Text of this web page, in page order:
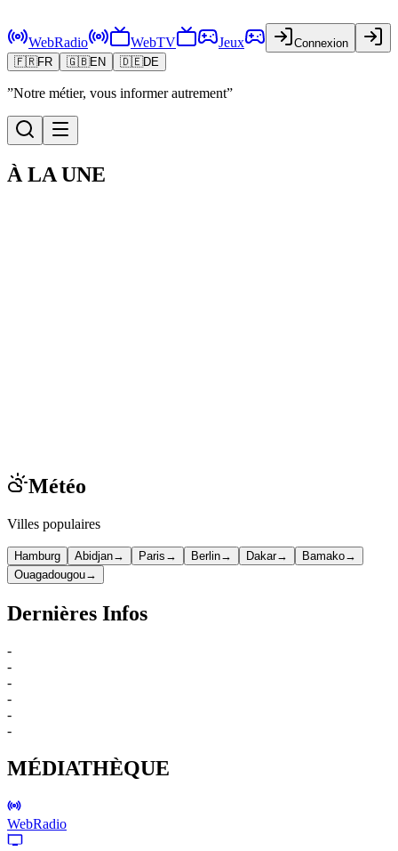
WebRadio WebTV Jeux
Connexion
🇫🇷FR 🇬🇧EN 🇩🇪DE
”Notre métier, vous informer autrement”
À LA UNE
Météo
Villes populaires
Hamburg Abidjan→ Paris → Berlin→ Dakar→ Bamako→
Ouagadougou→
Dernières Infos
-
-
-
-
-
-
MÉDIATHÈQUE
WebRadio